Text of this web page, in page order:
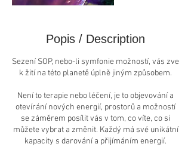
Popis / Description
Sezení SOP, nebo-li symfonie možností, vás zve
k žití na této planetě úplně jiným způsobem.
Není to terapie nebo léčení, je to objevování a
otevírání nových energií, prostorů a možností
se záměrem posílit vás v tom, co víte, co si
můžete vybrat a změnit. Každý má své unikátní
kapacity s darování a přijímáním energií.